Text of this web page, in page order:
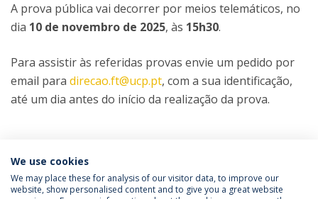
A prova pública vai decorrer por meios telemáticos, no
dia 10 de novembro de 2025, às 15h30.
Para assistir às referidas provas envie um pedido por
email para direcao.ft@ucp.pt, com a sua identificação,
até um dia antes do início da realização da prova.
Mestrado em Ciências Religiosas
We use cookies
We may place these for analysis of our visitor data, to improve our
website, show personalised content and to give you a great website